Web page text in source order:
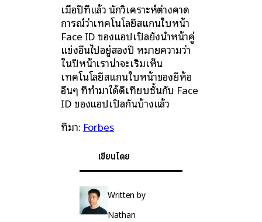
เมื่อปีที่แล้ว นักวิเคราะห์ต่างคาด
การณ์ว่าเทคโนโลยีสแกนใบหน้า
Face ID ของแอปเปิลยังนำหน้าคู่
แข่งอื่นไปอยู่สองปี หมายความว่า
ในปีหน้าเราน่าจะเริ่มเห็น
เทคโนโลยีสแกนใบหน้าของยี่ห้อ
อื่นๆ ที่ทำมาได้ดีเทียบชั้นกับ Face
ID ของแอปเปิลกันบ้างแล้ว
ที่มา: Forbes
เขียนโดย
Written by
Nathan